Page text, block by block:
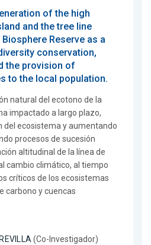
of the high
and the tree line
Reserve as a
conservation,
the provision of
to the local population.
natural del ecotono de la
impactado a largo plazo,
del ecosistema y aumentando
procesos de sucesión
altitudinal de la línea de
cambio climático, al tiempo
críticos de los ecosistemas
carbono y cuencas
(Co-Investigador)